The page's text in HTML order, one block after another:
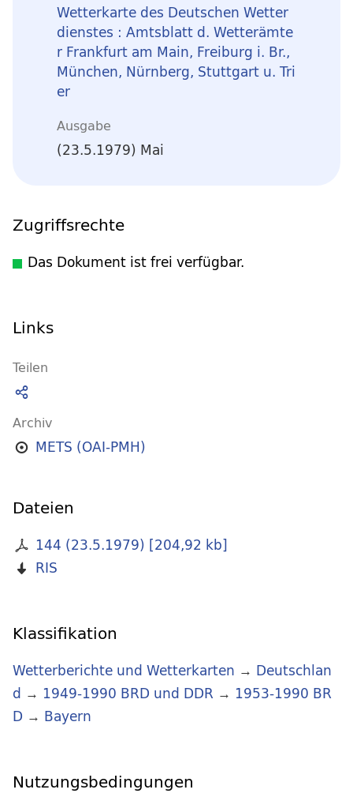
Wetterkarte des Deutschen Wetter
dienstes : Amtsblatt d. Wetterämte
r Frankfurt am Main, Freiburg i. Br.,
München, Nürnberg, Stuttgart u. Tri
er
Ausgabe
(23.5.1979) Mai
Zugriffsrechte
Das Dokument ist frei verfügbar.
Links
Teilen
Archiv
METS (OAI-PMH)
Dateien
144 (23.5.1979) [204,92 kb]
RIS
Klassifikation
Wetterberichte und Wetterkarten → Deutschlan
d → 1949-1990 BRD und DDR → 1953-1990 BR
D → Bayern
Nutzungsbedingungen